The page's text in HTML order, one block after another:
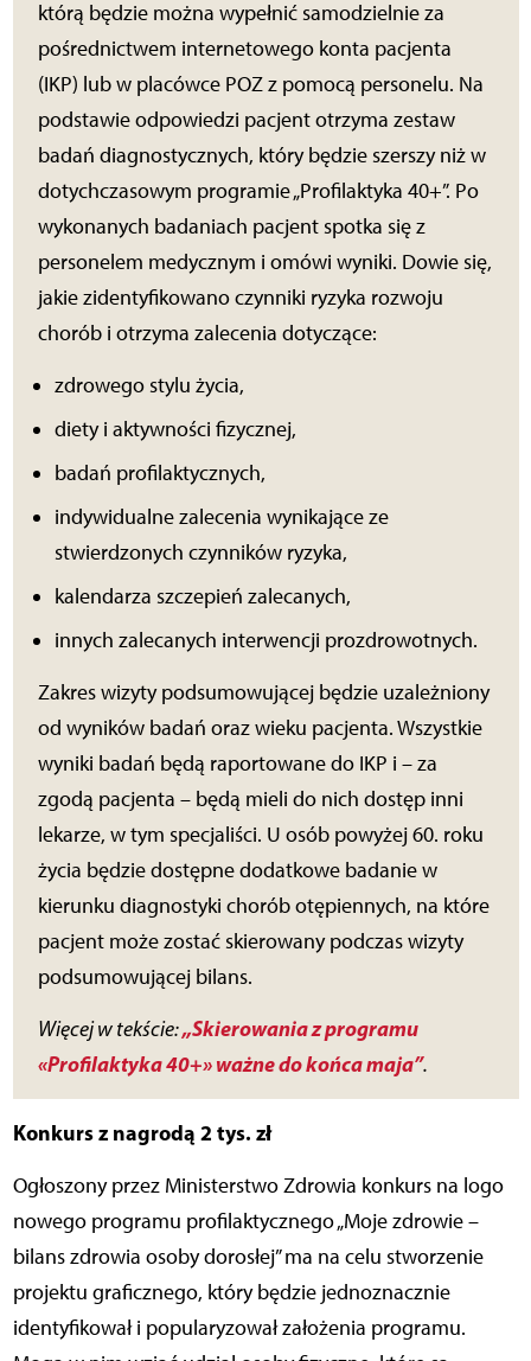
którą będzie można wypełnić samodzielnie za
pośrednictwem internetowego konta pacjenta
(IKP) lub w placówce POZ z pomocą personelu. Na
podstawie odpowiedzi pacjent otrzyma zestaw
badań diagnostycznych, który będzie szerszy niż w
dotychczasowym programie „Profilaktyka 40+”. Po
wykonanych badaniach pacjent spotka się z
personelem medycznym i omówi wyniki. Dowie się,
jakie zidentyfikowano czynniki ryzyka rozwoju
chorób i otrzyma zalecenia dotyczące:
zdrowego stylu życia,
diety i aktywności fizycznej,
badań profilaktycznych,
indywidualne zalecenia wynikające ze
stwierdzonych czynników ryzyka,
kalendarza szczepień zalecanych,
innych zalecanych interwencji prozdrowotnych.
Zakres wizyty podsumowującej będzie uzależniony
od wyników badań oraz wieku pacjenta. Wszystkie
wyniki badań będą raportowane do IKP i – za
zgodą pacjenta – będą mieli do nich dostęp inni
lekarze, w tym specjaliści. U osób powyżej 60. roku
życia będzie dostępne dodatkowe badanie w
kierunku diagnostyki chorób otępiennych, na które
pacjent może zostać skierowany podczas wizyty
podsumowującej bilans.
Więcej w tekście:„Skierowania z programu
«Profilaktyka 40+»ważne do końca maja”.
Konkurs z nagrodą 2 tys. zł
Ogłoszony przez Ministerstwo Zdrowia konkurs na logo
nowego programu profilaktycznego „Moje zdrowie –
bilans zdrowia osoby dorosłej” ma na celu stworzenie
projektu graficznego, który będzie jednoznacznie
identyfikował i popularyzował założenia programu.